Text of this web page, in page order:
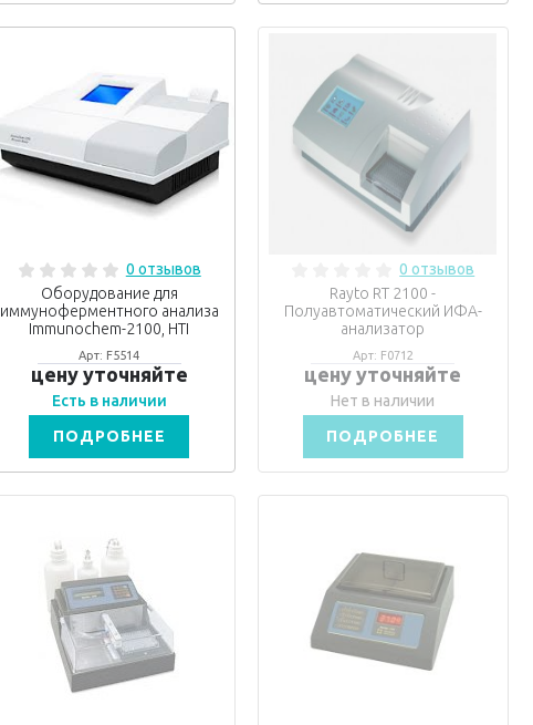
0 отзывов
Оборудование для
иммуноферментного анализа
Immunochem-2100, HTI
Арт: F5514
цену уточняйте
Есть в наличии
ПОДРОБНЕЕ
0 отзывов
Rayto RT 2100 -
Полуавтоматический ИФА-
анализатор
Арт: F0712
цену уточняйте
Нет в наличии
ПОДРОБНЕЕ